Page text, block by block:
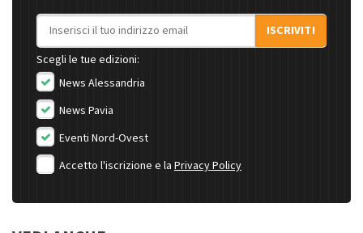
Indirizzo email
ISCRIVITI
Scegli le tue edizioni:
News Alessandria
News Pavia
Eventi Nord-Ovest
Accetto l'iscrizione e la Privacy Policy